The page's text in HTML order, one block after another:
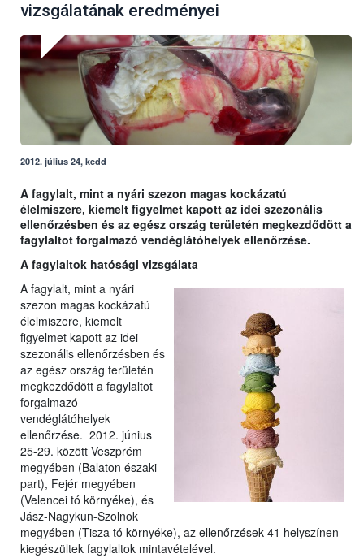
vizsgálatának eredményei
2012. július 24, kedd
A fagylalt, mint a nyári szezon magas kockázatú
élelmiszere, kiemelt figyelmet kapott az idei szezonális
ellenőrzésben és az egész ország területén megkezdődött a
fagylaltot forgalmazó vendéglátóhelyek ellenőrzése.
A fagylaltok hatósági vizsgálata
A fagylalt, mint a nyári
szezon magas kockázatú
élelmiszere, kiemelt
figyelmet kapott az idei
szezonális ellenőrzésben és
az egész ország területén
megkezdődött a fagylaltot
forgalmazó
vendéglátóhelyek
ellenőrzése. 2012. június
25-29. között Veszprém
megyében (Balaton északi
part), Fejér megyében
(Velencei tó környéke), és
Jász-Nagykun-Szolnok
megyében (Tisza tó környéke), az ellenőrzések 41 helyszínen
kiegészültek fagylaltok mintavételével.